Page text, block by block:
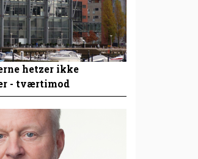
hetzer ikke
- tværtimod